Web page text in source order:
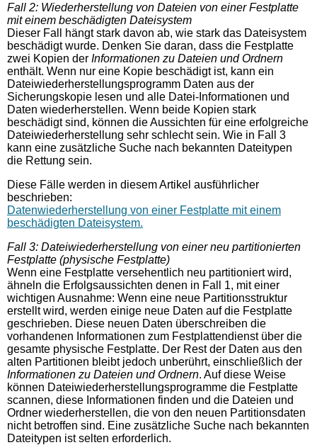
Fall 2: Wiederherstellung von Dateien von einer Festplatte
mit einem beschädigten Dateisystem
Dieser Fall hängt stark davon ab, wie stark das Dateisystem
beschädigt wurde. Denken Sie daran, dass die Festplatte
zwei Kopien der Informationen zu Dateien und Ordnern
enthält. Wenn nur eine Kopie beschädigt ist, kann ein
Dateiwiederherstellungsprogramm Daten aus der
Sicherungskopie lesen und alle Datei-Informationen und
Daten wiederherstellen. Wenn beide Kopien stark
beschädigt sind, können die Aussichten für eine erfolgreiche
Dateiwiederherstellung sehr schlecht sein. Wie in Fall 3
kann eine zusätzliche Suche nach bekannten Dateitypen
die Rettung sein.
Diese Fälle werden in diesem Artikel ausführlicher
beschrieben:
Datenwiederherstellung von einer Festplatte mit einem
beschädigten Dateisystem.
Fall 3: Dateiwiederherstellung von einer neu partitionierten
Festplatte (physische Festplatte)
Wenn eine Festplatte versehentlich neu partitioniert wird,
ähneln die Erfolgsaussichten denen in Fall 1, mit einer
wichtigen Ausnahme: Wenn eine neue Partitionsstruktur
erstellt wird, werden einige neue Daten auf die Festplatte
geschrieben. Diese neuen Daten überschreiben die
vorhandenen Informationen zum Festplattendienst über die
gesamte physische Festplatte. Der Rest der Daten aus den
alten Partitionen bleibt jedoch unberührt, einschließlich der
Informationen zu Dateien und Ordnern. Auf diese Weise
können Dateiwiederherstellungsprogramme die Festplatte
scannen, diese Informationen finden und die Dateien und
Ordner wiederherstellen, die von den neuen Partitionsdaten
nicht betroffen sind. Eine zusätzliche Suche nach bekannten
Dateitypen ist selten erforderlich.